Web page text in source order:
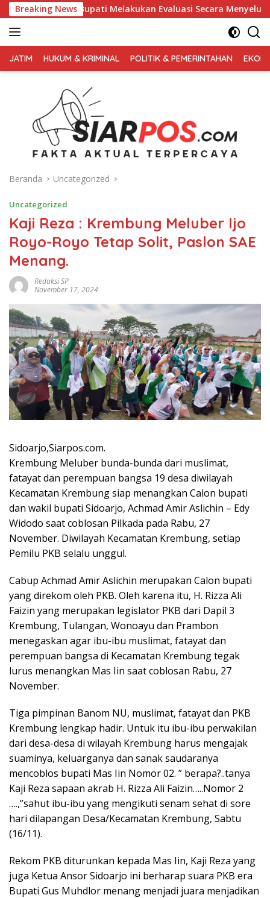
Langsung
ke
konten
Breaking NewsEvaluasi Secara Menyeluruh Kembali
TERPERCAYA
JATIM HUKUM & KRIMINAL POLITIK & PEMERINTAHAN
Beranda Uncategorized
Uncategorized
Kaji Reza : Krembung Meluber Ijo
Royo-Royo Tetap Solit, Paslon SAE
Menang.
Redaksi SP
November 17, 2024
Sidoarjo,Siarpos.com.
Krembung Meluber bunda-bunda dari muslimat,
fatayat dan perempuan bangsa 19 desa diwilayah
Kecamatan Krembung siap menangkan Calon bupati
dan wakil bupati Sidoarjo, Achmad Amir Aslichin – Edy
Widodo saat coblosan Pilkada pada Rabu, 27
November. Diwilayah Kecamatan Krembung, setiap
Pemilu PKB selalu unggul.
Cabup Achmad Amir Aslichin merupakan Calon bupati
yang direkom oleh PKB. Oleh karena itu, H. Rizza Ali
Faizin yang merupakan legislator PKB dari Dapil 3
Krembung, Tulangan, Wonoayu dan Prambon
menegaskan agar ibu-ibu muslimat, fatayat dan
perempuan bangsa di Kecamatan Krembung tegak
lurus menangkan Mas Iin saat coblosan Rabu, 27
November.
Tiga pimpinan Banom NU, muslimat, fatayat dan PKB
Krembung lengkap hadir. Untuk itu ibu-ibu perwakilan
dari desa-desa di wilayah Krembung harus mengajak
suaminya, keluarganya dan sanak saudaranya
mencoblos bupati Mas Iin Nomor 02. ” berapa?..tanya
Kaji Reza sapaan akrab H. Rizza Ali Faizin…..Nomor 2
….,”sahut ibu-ibu yang mengikuti senam sehat di sore
hari dilapangan Desa/Kecamatan Krembung, Sabtu
(16/11).
Rekom PKB diturunkan kepada Mas Iin, Kaji Reza yang
juga Ketua Ansor Sidoarjo ini berharap suara PKB era
Bupati Gus Muhdlor menang menjadi juara menjadikan